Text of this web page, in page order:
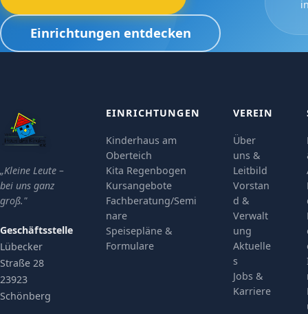
Einrichtungen entdecken
„Kleine Leute –
bei uns ganz
groß."
Geschäftsstelle
Lübecker
Straße 28
23923
Schönberg
EINRICHTUNGEN
Kinderhaus am
Oberteich
Kita Regenbogen
Kursangebote
Fachberatung/Semi
nare
Speisepläne &
Formulare
VEREIN
Über
uns &
Leitbild
Vorstan
d &
Verwalt
ung
Aktuelle
s
Jobs &
Karriere